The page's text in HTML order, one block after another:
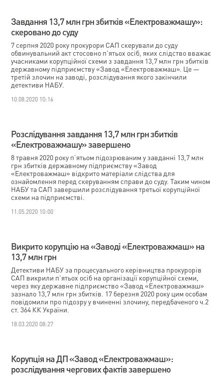
Завдання 13,7 млн грн збитків «Електроважмашу»:
скеровано до суду
7 серпня 2020 року прокурори САП скерували до суду
обвинувальний акт стосовно п'ятьох осіб, яких слідство вважає
учасниками корупційної схеми з завдання 13,7 млн грн збитків
державному підприємству «Завод «Електроважмаш». Це —
третій злочин на заводі, розслідування якого закінчили
детективи НАБУ.
10.08.2020 10:16
Розслідування завдання 13,7 млн грн збитків
«Електроважмашу» завершено
8 травня 2020 року п’ятьом підозрюваним у завданні 13,7 млн
грн збитків державному підприємству «Завод
«Електроважмаш» відкрито матеріали слідства для
ознайомлення перед скеруванням справи до суду. Таким чином
НАБУ та САП завершили розслідування третьої корупційної
схеми на підприємстві.
11.05.2020 10:00
Викрито корупцію на «Заводі «Електроважмаш» на
13,7 млн грн
Детективи НАБУ за процесуального керівництва прокурорів
САП викрили п’ятьох осіб на організації корупційної схеми,
через яку державне підприємство «Завод «Електроважмаш»
зазнало 13,7 млн грн збитків. 17 березня 2020 року цим особам
повідомили про підозру у вчиненні злочину, передбаченого ч.2
ст. 364 КК України.
18.03.2020 08:27
Корупція на ДП «Завод «Електроважмаш»:
розслідування чергових фактів завершено